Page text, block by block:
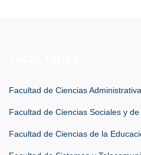
Facultad de Ciencias
Facultad de Ciencias Sociales y de
Facultad de Ciencias de la